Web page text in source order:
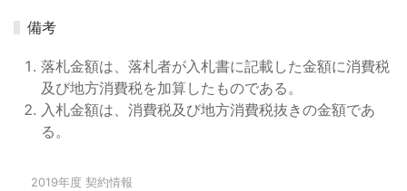
備考
落札金額は、落札者が入札書に記載した金額に消費税
及び地方消費税を加算したものである。
入札金額は、消費税及び地方消費税抜きの金額であ
る。
2019年度 契約情報